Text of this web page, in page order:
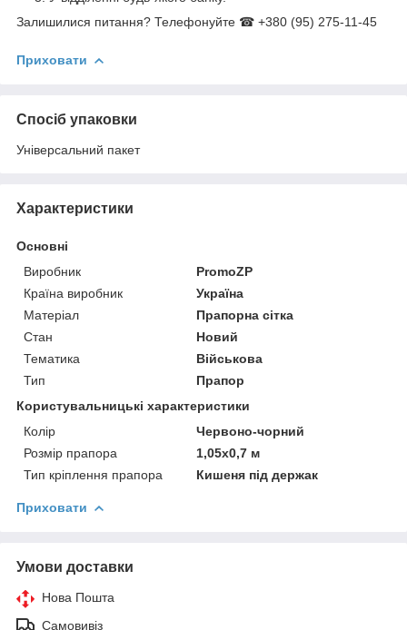
Залишилися питання? Телефонуйте ☎ +380 (95) 275-11-45
Приховати
Спосіб упаковки
Універсальний пакет
Характеристики
Основні
Виробник
PromoZP
Країна виробник
Україна
Матеріал
Прапорна сітка
Стан
Новий
Тематика
Військова
Тип
Прапор
Користувальницькі характеристики
Колір
Червоно-чорний
Розмір прапора
1,05х0,7 м
Тип кріплення прапора
Кишеня під держак
Приховати
Умови доставки
Нова Пошта
Самовивіз